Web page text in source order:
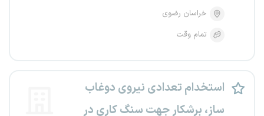
خراسان رضوی
تمام وقت
استخدام تعدادی نیروی دوغاب
ساز، برشکار جهت سنگ کاری در